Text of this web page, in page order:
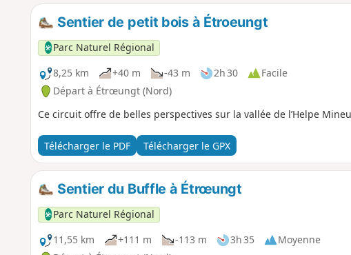
Sentier de petit bois à Étroeungt
Parc Naturel Régional
8,25 km
+40 m -43 m 2h 30
Facile
Départ à Étrœungt (Nord)
Ce circuit offre de belles perspectives sur la vallée de l’Helpe
Télécharger le PDF Télécharger le GPX
Sentier du Buffle à Étrœungt
Parc Naturel Régional
11,55 km
+111 m -113 m 3h 35
Moyenne